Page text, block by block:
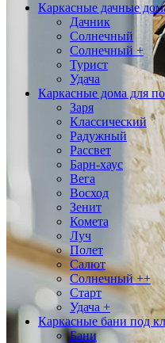
Каркасные дачные
Дачник
Солнечный
Солнечный +
Турист
Удача
Каркасные дома для
Заря
Классический
Радужный
Рассвет
Барн-хаус
Вега
Восход
Зенит
Комета
Луч
Полет
Салют
Солнечный ++
Старт
Удача +
Каркасные бани под
Бани